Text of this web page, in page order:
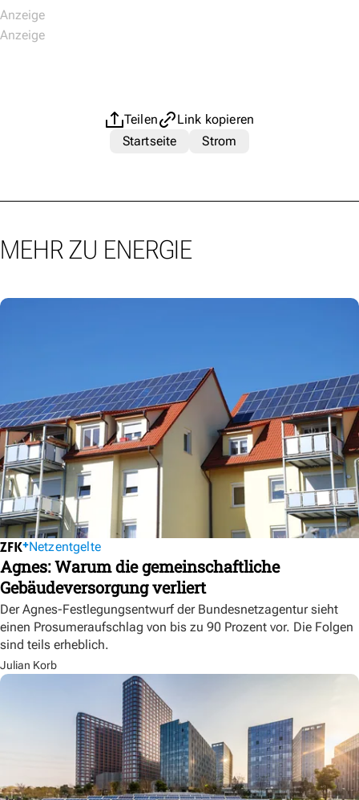
Teilen
Link kopieren
Startseite
Strom
MEHR ZU ENERGIE
Netzentgelte
Agnes: Warum die gemeinschaftliche
Gebäudeversorgung verliert
Der Agnes-Festlegungsentwurf der Bundesnetzagentur sieht
einen Prosumeraufschlag von bis zu 90 Prozent vor. Die Folgen
sind teils erheblich.
Julian Korb